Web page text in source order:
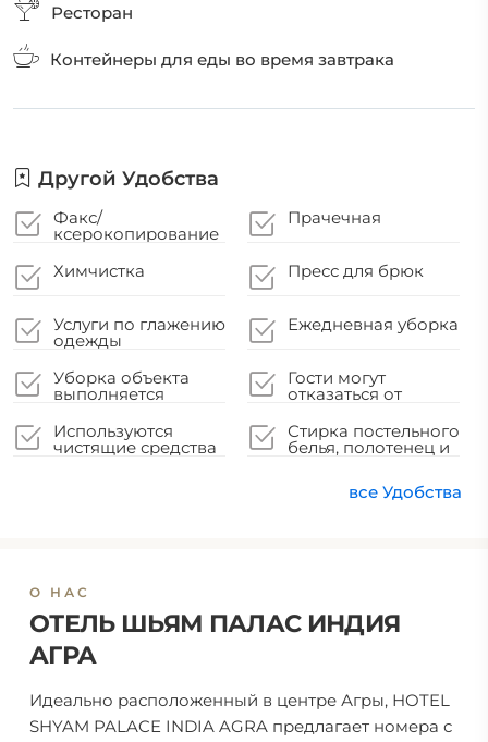
Ресторан
Контейнеры для еды во время завтрака
Другой Удобства
Факс/
ксерокопирование
Прачечная
Химчистка Пресс для брюк
Услуги по глажению
одежды
Ежедневная уборка
Уборка объекта
выполняется
клининговыми
компаниями
Гости могут
отказаться от
Используются
чистящие средства
Стирка постельного
белья, полотенец и
соответствии с
все Удобства
О НАС
ОТЕЛЬ ШЬЯМ ПАЛАС ИНДИЯ
АГРА
Идеально расположенный в центре Агры, HOTEL
SHYAM PALACE INDIA AGRA предлагает номера с